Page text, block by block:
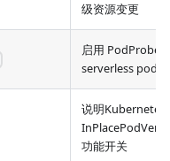
级资源变更
启用
serverless pod
说明Kubernetes
功能开关